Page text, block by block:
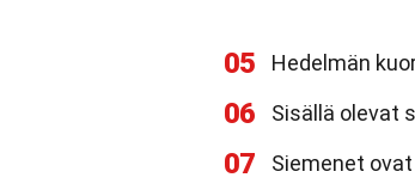
05 Hedelmän
06 Sisällä olevat
07 Siemenet